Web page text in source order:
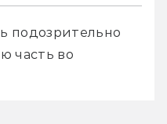
подозрительно
часть во